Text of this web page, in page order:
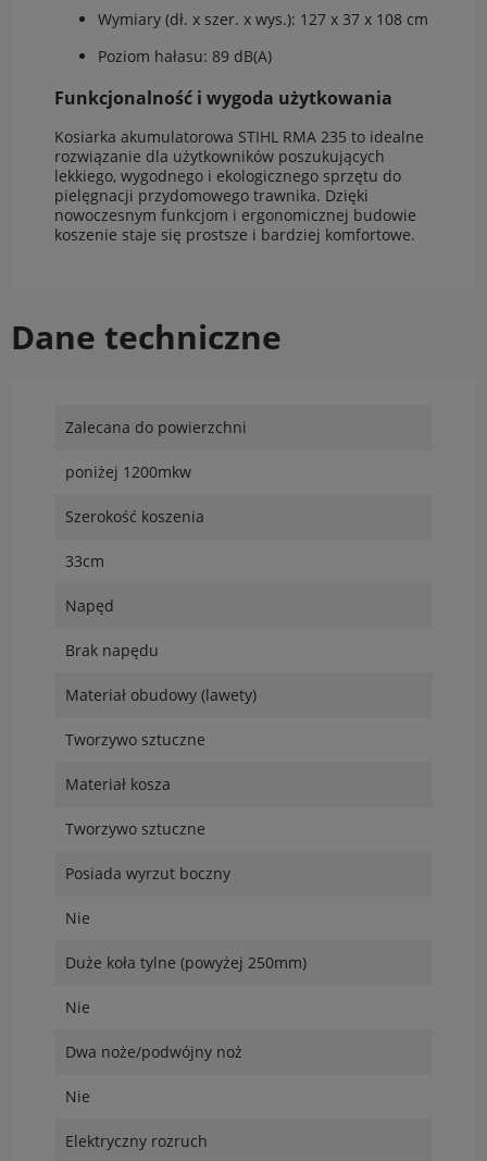
Wymiary (dł. x szer. x wys.): 127 x 37 x 108 cm
Poziom hałasu: 89 dB(A)
Funkcjonalność i wygoda użytkowania
Kosiarka akumulatorowa STIHL RMA 235 to idealne
rozwiązanie dla użytkowników poszukujących
lekkiego, wygodnego i ekologicznego sprzętu do
pielęgnacji przydomowego trawnika. Dzięki
nowoczesnym funkcjom i ergonomicznej budowie
koszenie staje się prostsze i bardziej komfortowe.
Dane techniczne
Zalecana do powierzchni
poniżej 1200mkw
Szerokość koszenia
33cm
Napęd
Brak napędu
Materiał obudowy (lawety)
Tworzywo sztuczne
Materiał kosza
Tworzywo sztuczne
Posiada wyrzut boczny
Nie
Duże koła tylne (powyżej 250mm)
Nie
Dwa noże/podwójny noż
Nie
Elektryczny rozruch